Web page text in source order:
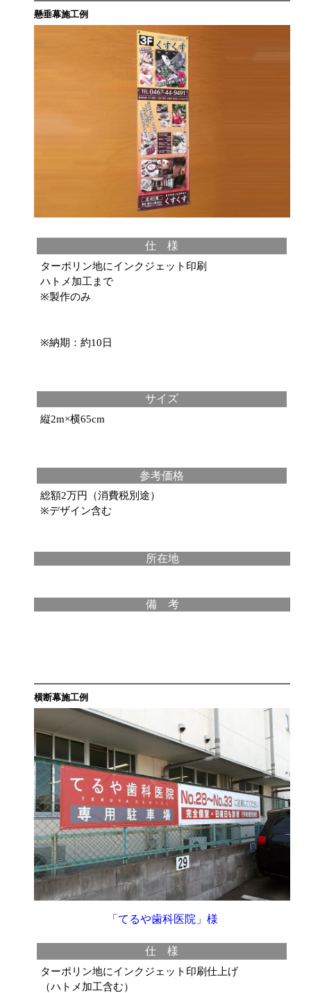
懸垂幕施工例
仕 様
ターポリン地にインクジェット印刷
ハトメ加工まで
※製作のみ
※納期：約10日
サイズ
縦2m×横65cm
参考価格
総額2万円（消費税別途）
※デザイン含む
所在地
備 考
横断幕施工例
「てるや歯科医院」様
仕 様
ターポリン地にインクジェット印刷仕上げ
（ハトメ加工含む）